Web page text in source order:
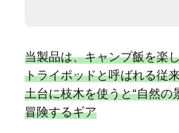
当製品は、キャンプ飯を楽
トライポッドと呼ばれる従
土台に枝木を使うと“自然の
冒険するギア